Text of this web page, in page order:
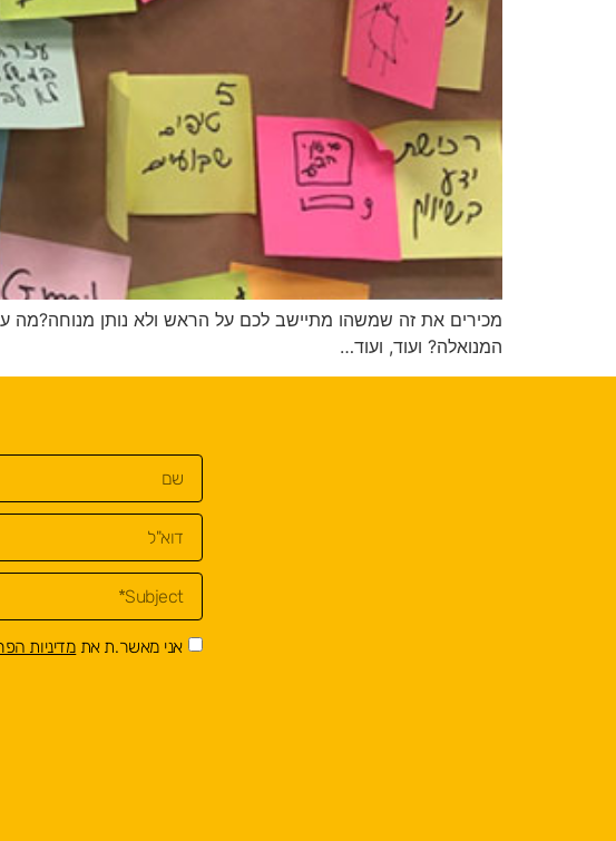
מכירים את זה שמשהו מתיישב לכם על הראש ולא נותן מנוחה?מה
המנואלה? ועוד, ועוד…
אני מאשר.ת את מדיניות